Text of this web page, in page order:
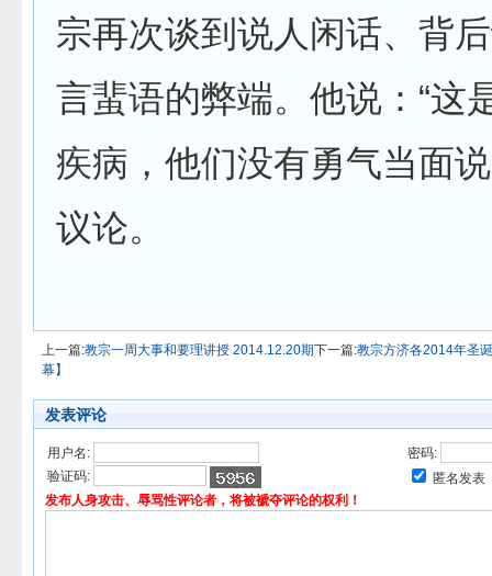
宗再次谈到说人闲话、背
言蜚语的弊端。他说：“这
疾病，他们没有勇气当面
议论。
上一篇:教宗一周大事和要理讲授 2014.12.20期下一篇:教宗方济各2014年圣
幕】
发表评论
用户名:
密码:
验证码:
匿名发表
发布人身攻击、辱骂性评论者，将被褫夺评论的权利！